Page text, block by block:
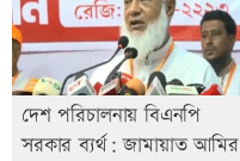
দেশ পরিচালনায় বিএনপি
সরকার ব্যর্থ: জামায়াত আমির